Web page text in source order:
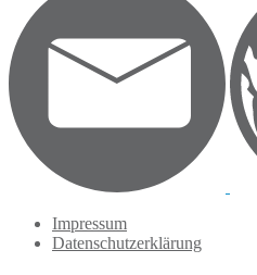
Impressum
Datenschutzerklärung